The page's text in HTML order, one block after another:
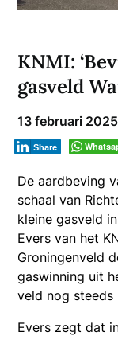
KNMI:
gasveld
13 februari 2025
Share
De aardbeving
schaal van
kleine gasveld
Evers van het
Groningenveld
gaswinning uit
veld nog steeds
Evers zegt dat